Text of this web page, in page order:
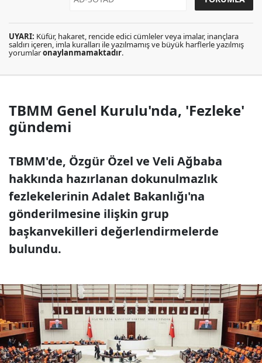
UYARI: Küfür, hakaret, rencide edici cümleler veya imalar, inançlara
saldırı içeren, imla kuralları ile yazılmamış ve büyük harflerle yazılmış
yorumlaronaylanmamaktadır.
TBMM Genel Kurulu'nda, 'Fezleke'
gündemi
TBMM'de, Özgür Özel ve Veli Ağbaba
hakkında hazırlanan dokunulmazlık
fezlekelerinin Adalet Bakanlığı'na
gönderilmesine ilişkin grup
başkanvekilleri değerlendirmelerde
bulundu.